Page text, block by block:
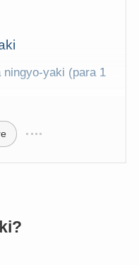
ningyo-yaki (para 1